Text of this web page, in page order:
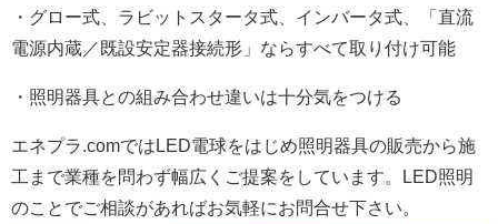
・グロー式、ラビットスタータ式、インバータ式、「直流
電源内蔵／既設安定器接続形」ならすべて取り付け可能
・照明器具との組み合わせ違いは十分気をつける
エネプラ.comではLED電球をはじめ照明器具の販売から施
工まで業種を問わず幅広くご提案をしています。LED照明
のことでご相談があればお気軽にお問合せ下さい。